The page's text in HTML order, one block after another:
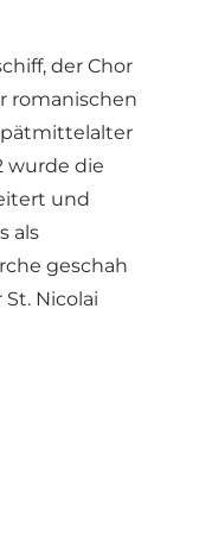
der Chor
romanischen
wurde die
und
als
geschah
Nicolai